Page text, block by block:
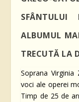
SFÂNTULUI
ALBUMUL
TRECUTĂ LA
Soprana
voci ale operei
Timp de 25 de